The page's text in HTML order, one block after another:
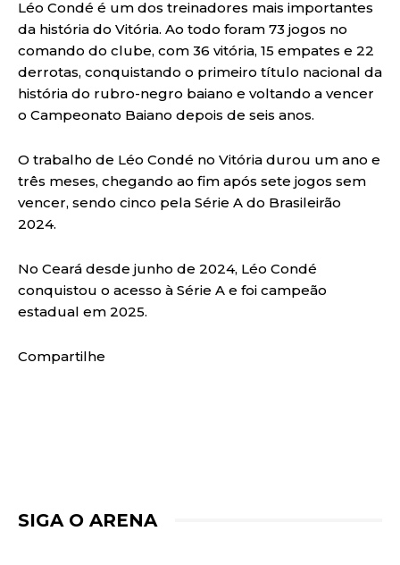
Léo Condé é um dos treinadores mais importantes
da história do Vitória. Ao todo foram 73 jogos no
comando do clube, com 36 vitória, 15 empates e 22
derrotas, conquistando o primeiro título nacional da
história do rubro-negro baiano e voltando a vencer
o Campeonato Baiano depois de seis anos.
O trabalho de Léo Condé no Vitória durou um ano e
três meses, chegando ao fim após sete jogos sem
vencer, sendo cinco pela Série A do Brasileirão
2024.
No Ceará desde junho de 2024, Léo Condé
conquistou o acesso à Série A e foi campeão
estadual em 2025.
Compartilhe
SIGA O ARENA